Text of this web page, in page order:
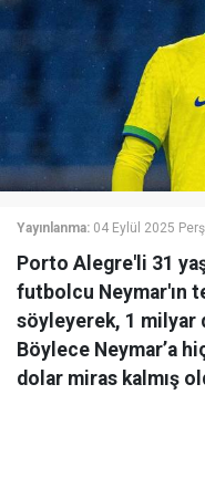
Yayınlanma: 04 Eylül 2025
Porto Alegre'li 31
futbolcu Neymar'ın
söyleyerek, 1 milyar
Böylece Neymar’a
dolar miras kalmış